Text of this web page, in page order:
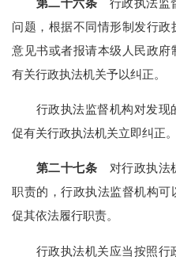
第二十六条 行政执法监
问题，根据不同情形制发行
意见书或者报请本级人民政
有关行政执法机关予以纠正。
行政执法监督机构对发现
促有关行政执法机关立即纠正。
第二十七条 对行政执法
职责的，行政执法监督机构
促其依法履行职责。
行政执法机关应当按照行